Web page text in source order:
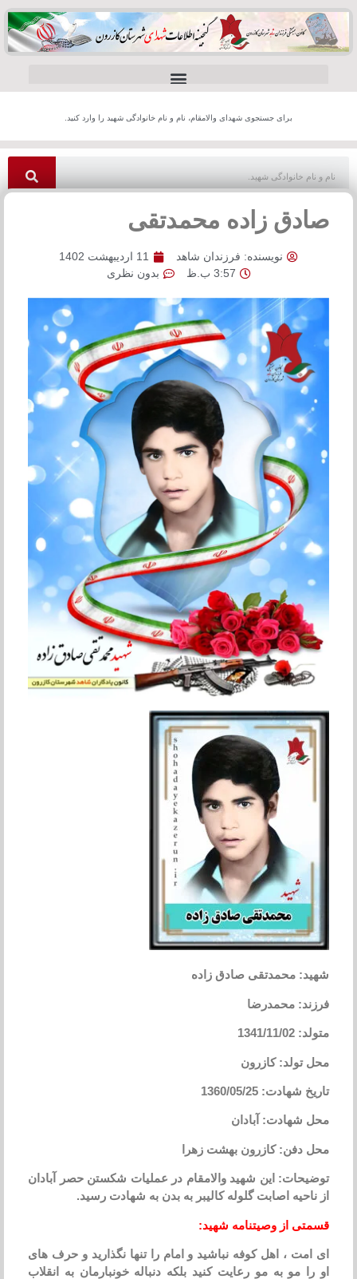
برای جستجوی شهدای والامقام، نام و نام خانوادگی شهید را وارد کنید.
صادق زاده محمدتقی
نویسنده: فرزندان شاهد
11 اردیبهشت 1402
3:57 ب.ظ
بدون نظری
شهید: محمدتقی صادق زاده
فرزند: محمدرضا
متولد: 1341/11/02
محل تولد: کازرون
تاریخ شهادت: 1360/05/25
محل شهادت: آبادان
محل دفن: کازرون بهشت زهرا
توضیحات: این شهید والامقام در عملیات شکستن حصر آبادان
از ناحیه اصابت گلوله کالیبر به بدن به شهادت رسید.
قسمتی از وصیتنامه شهید:
ای امت ، اهل کوفه نباشید و امام را تنها نگذارید و حرف های
او را مو به مو رعایت کنید بلکه دنباله خونبارمان به انقلاب